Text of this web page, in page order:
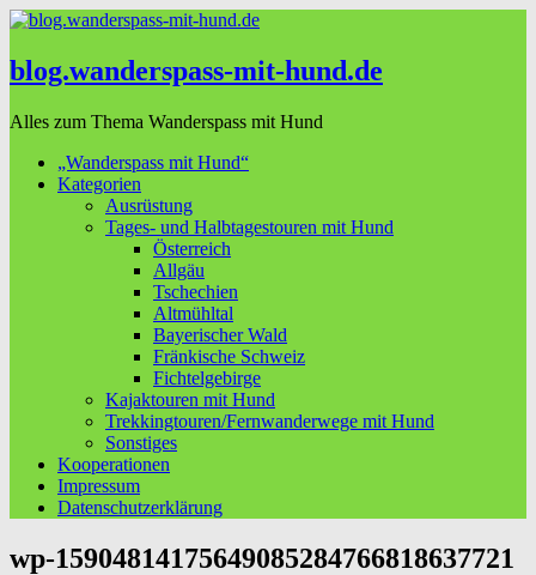
blog.wanderspass-mit-hund.de
Alles zum Thema Wanderspass mit Hund
„Wanderspass mit Hund“
Kategorien
Ausrüstung
Tages- und Halbtagestouren mit Hund
Österreich
Allgäu
Tschechien
Altmühltal
Bayerischer Wald
Fränkische Schweiz
Fichtelgebirge
Kajaktouren mit Hund
Trekkingtouren/Fernwanderwege mit Hund
Sonstiges
Kooperationen
Impressum
Datenschutzerklärung
wp-15904814175649085284766818637721